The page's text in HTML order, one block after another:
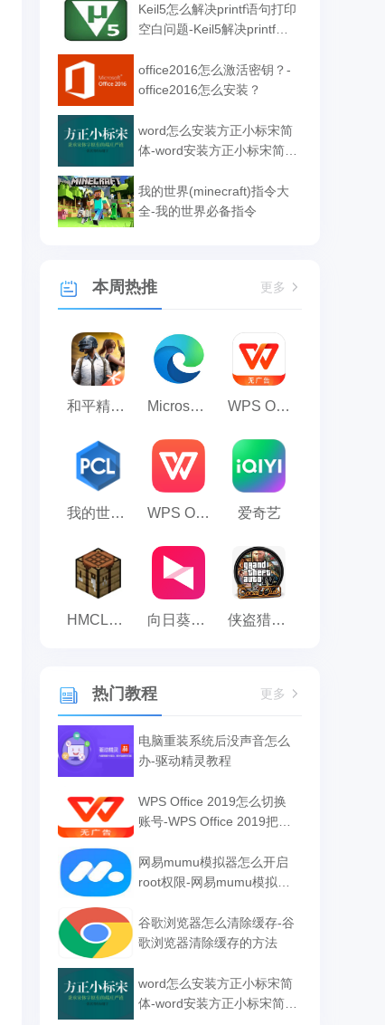
到定义处的方法
Keil5怎么解决printf语句打印
空白问题-Keil5解决printf语
office2016怎么激活密钥？-
office2016怎么安装？
word怎么安装方正小标宋简
体-word安装方正小标宋简体
我的世界(minecraft)指令大
全-我的世界必备指令
本周热推 更多
和平精英模拟器应用宝版 Microsoft Edge浏览器 WPS Office
我的世界PCL2启动器 WPS Office 2023 爱奇艺
HMCL启动器 向日葵远程控制 侠盗猎车手:罪恶都市之侠盗无双
热门教程 更多
电脑重装系统后没声音怎么
办-驱动精灵教程
WPS Office 2019怎么切换
账号-WPS Office 2019把切
网易mumu模拟器怎么开启
root权限-网易mumu模拟器
谷歌浏览器怎么清除缓存-谷
歌浏览器清除缓存的方法
word怎么安装方正小标宋简
体-word安装方正小标宋简体